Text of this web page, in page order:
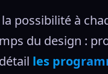
possibilité à
du design :
les